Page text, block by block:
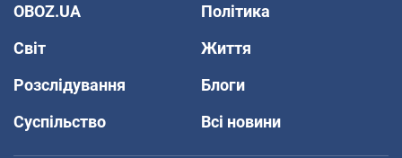
OBOZ.UA
Політика
Світ
Життя
Розслідування
Блоги
Суспільство
Всі новини